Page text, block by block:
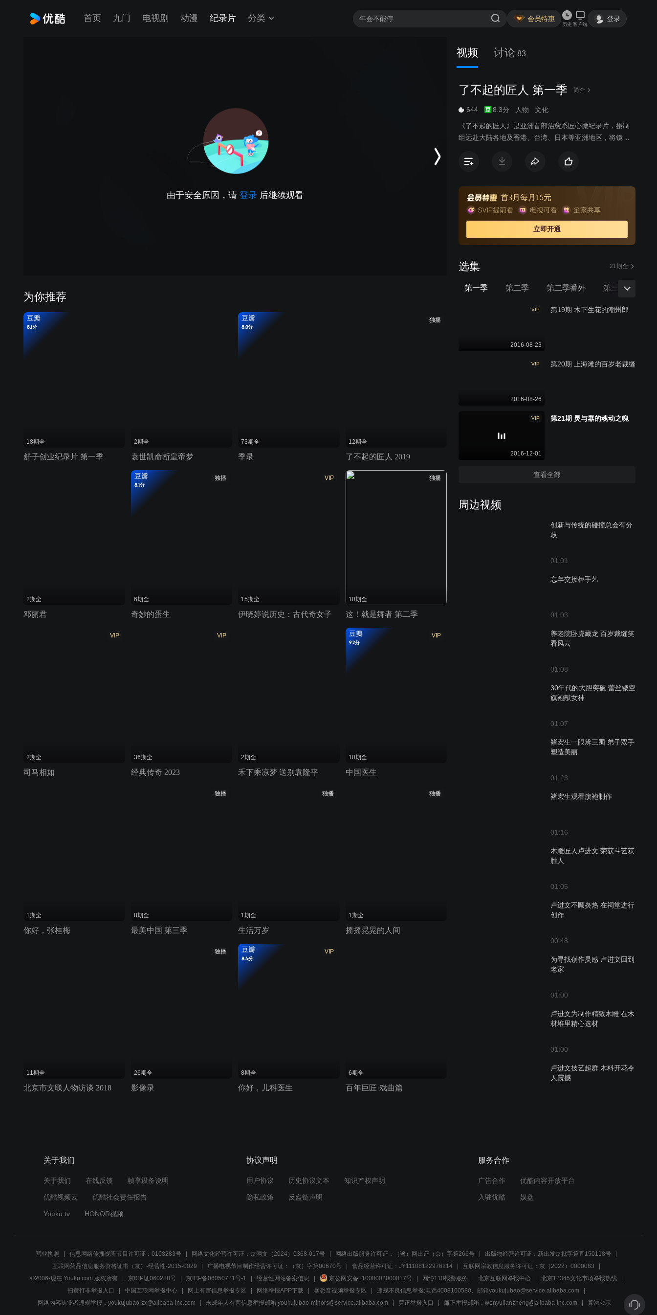
首页 九门 电视剧 动漫 纪录片 分类 会员特惠
历史 客户端
登录
由于安全原因，请 登录 后继续观看
视频 讨论 83
了不起的匠人 第一季 简介
644 8.3分 人物 文化
《了不起的匠人》是亚洲首部治愈系匠心微纪录片，摄制
组远赴大陆各地及香港、台湾、日本等亚洲地区，将镜头
式展现精妙的20件器物及各地的人文风情。“全民女神”林志
享。具有标志性嗓音的林志玲和纪录片的跨界混搭，也将
带来出其不意的视听感受。
首3月每月15元
立即开通
选集 21期全
第一季 第二季 第二季番外 第三季
VIP
2016-08-23
第19期 木下生花的潮州郎
VIP
2016-08-26
第20期 上海滩的百岁老裁缝
VIP
2016-12-01
第21期 灵与器的魂动之魄
查看全部
周边视频
创新与传统的碰撞总会有分
歧
01:01
忘年交接棒手艺
01:03
养老院卧虎藏龙 百岁裁缝笑
看风云
01:08
30年代的大胆突破 蕾丝镂空
旗袍献女神
01:07
褚宏生一眼辨三围 弟子双手
塑造美丽
01:23
褚宏生观看旗袍制作
01:16
木雕匠人卢进文 荣获斗艺获
胜人
01:05
卢进文不顾炎热 在祠堂进行
创作
00:48
为寻找创作灵感 卢进文回到
老家
01:00
卢进文为制作精致木雕 在木
材堆里精心选材
01:00
卢进文技艺超群 木料开花令
人震撼
陈雪月付出艰辛 蹲守四天拜
师学艺
01:06
旦大学
为你推荐
豆瓣
8.1分
18期全
舒子创业纪录片 第一季
2期全
袁世凯命断皇帝梦
豆瓣
8.0分
73期全
季录
独播
12期全
了不起的匠人 2019
2期全
邓丽君
独播
豆瓣
8.1分
6期全
奇妙的蛋生
VIP
15期全
伊晓婷说历史：古代奇女子
独播
10期全
这！就是舞者 第二季
VIP
2期全
司马相如
VIP
36期全
经典传奇 2023
2期全
禾下乘凉梦 送别袁隆平
VIP
豆瓣
9.2分
10期全
中国医生
1期全
你好，张桂梅
独播
8期全
最美中国 第三季
独播
1期全
生活万岁
独播
1期全
摇摇晃晃的人间
11期全
北京市文联人物访谈 2018
独播
26期全
影像录
VIP
豆瓣
8.4分
8期全
你好，儿科医生
6期全
百年巨匠·戏曲篇
关于我们
关于我们 在线反馈 帧享设备说明
优酷视频云 优酷社会责任报告
Youku.tv HONOR视频
协议声明
用户协议 历史协议文本 知识产权声明
隐私政策 反盗链声明
服务合作
广告合作 优酷内容开放平台
入驻优酷 娱盘
营业执照 信息网络传播视听节目许可证：0108283号 网络文化经营许可证：京网文（2024）0368-017号 网络出版服务许可证：（署）网出证（京）字第266号
出版物经营许可证：新出发京批字第直150118号
互联网药品信息服务资格证书（京）-经营性-2015-0029
广播电视节目制作经营许可证：（京）字第00670号 食品经营许可证：JY11108122976214
互联网宗教信息服务许可证：京（2022）0000083
©2006-现在 Youku.com 版权所有
京ICP证060288号 京ICP备06050721号-1 经营性网站备案信息 京公网安备11000002000017号 网络110报警服务 北京互联网举报中心
北京12345文化市场举报热线
扫黄打非举报入口
中国互联网举报中心 网上有害信息举报专区 网络举报APP下载 暴恐音视频举报专区
违规不良信息举报:电话4008100580、邮箱youkujubao@service.alibaba.com
网络内容从业者违规举报：youkujubao-zx@alibaba-inc.com
未成年人有害信息举报邮箱:youkujubao-minors@service.alibaba.com 廉正举报入口 廉正举报邮箱：wenyulianzheng@alibaba-inc.com 算法公示